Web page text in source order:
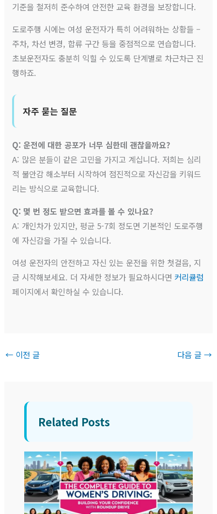
기준을 철저히 준수하여 안전한 교육 환경을 보장합니다.
도로주행 시에는 여성 운전자가 특히 어려워하는 상황들 –
주차, 차선 변경, 합류 구간 등을 중점적으로 연습합니다.
초보운전자도 충분히 익힐 수 있도록 단계별로 차근차근 진
행하죠.
자주 묻는 질문
Q: 운전에 대한 공포가 너무 심한데 괜찮을까요?
A: 많은 분들이 같은 고민을 가지고 계십니다. 저희는 심리
적 불안감 해소부터 시작하여 점진적으로 자신감을 키워드
리는 방식으로 교육합니다.
Q: 몇 번 정도 받으면 효과를 볼 수 있나요?
A: 개인차가 있지만, 평균 5-7회 정도면 기본적인 도로주행
에 자신감을 가질 수 있습니다.
여성 운전자의 안전하고 자신 있는 운전을 위한 첫걸음, 지
금 시작해보세요. 더 자세한 정보가 필요하시다면 커리큘럼
페이지에서 확인하실 수 있습니다.
←이전 글 다음 글→
Related Posts